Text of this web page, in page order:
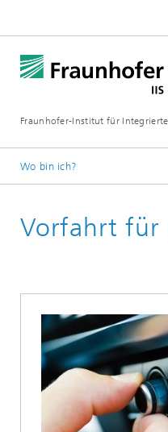
Fraunhofer-Institut für
Wo bin ich?
Online-Magazin
Vorfahrt für